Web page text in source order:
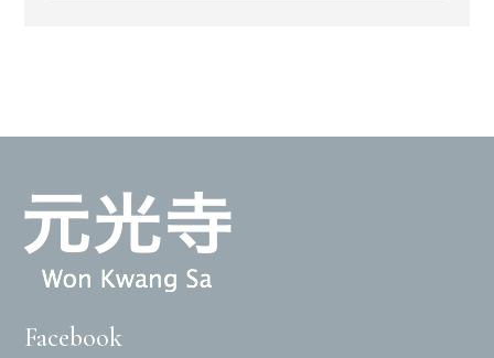
Facebook